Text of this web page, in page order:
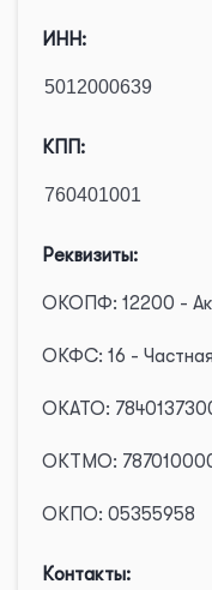
ИНН:
КПП:
Реквизиты:
ОКОПФ: 12200 -
ОКФС: 16 - Частная
ОКАТО:
ОКТМО:
ОКПО: 05355958
Контакты: